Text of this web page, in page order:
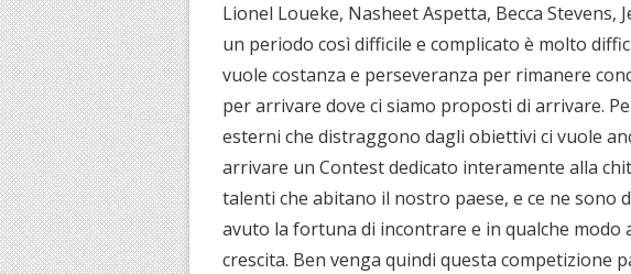
Lionel Loueke, Nasheet Aspetta, Becca Stevens,
un periodo così difficile e complicato è molto
vuole costanza e perseveranza per rimanere
per arrivare dove ci siamo proposti di arrivare.
esterni che distraggono dagli obiettivi ci vuole
arrivare un Contest dedicato interamente alla
talenti che abitano il nostro paese, e ce ne sono
avuto la fortuna di incontrare e in qualche modo
crescita. Ben venga quindi questa competizione